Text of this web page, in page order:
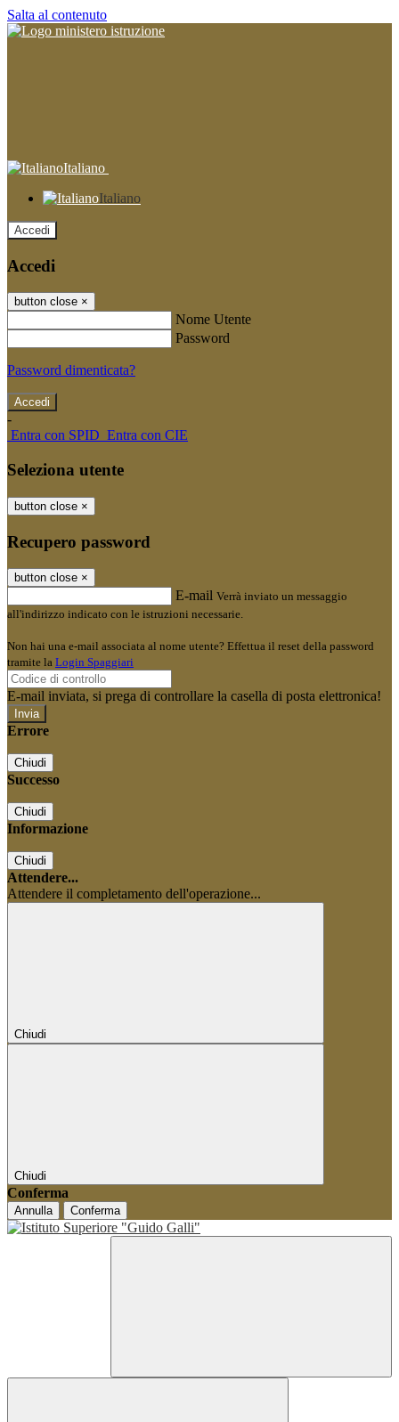
Salta al contenuto
Italiano
Italiano
Accedi
Accedi
button close ×
Nome Utente
Password
Password dimenticata?
-
Entra con SPID Entra con CIE
Seleziona utente
button close ×
Recupero password
button close ×
E-mail Verrà inviato un messaggio
all'indirizzo indicato con le istruzioni necessarie.
Non hai una e-mail associata al nome utente? Effettua il reset della password
tramite la Login Spaggiari
E-mail inviata, si prega di controllare la casella di posta elettronica!
Errore
Chiudi
Successo
Chiudi
Informazione
Chiudi
Attendere...
Attendere il completamento dell'operazione...
Chiudi
Chiudi
Conferma
Annulla Conferma